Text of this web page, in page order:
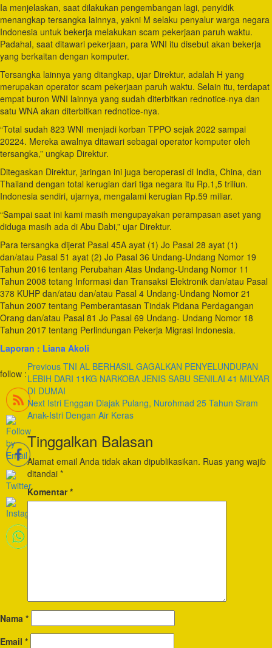
Ia menjelaskan, saat dilakukan pengembangan lagi, penyidik
menangkap tersangka lainnya, yakni M selaku penyalur warga negara
Indonesia untuk bekerja melakukan scam pekerjaan paruh waktu.
Padahal, saat ditawari pekerjaan, para WNI itu disebut akan bekerja
yang berkaitan dengan komputer.
Tersangka lainnya yang ditangkap, ujar Direktur, adalah H yang
merupakan operator scam pekerjaan paruh waktu. Selain itu, terdapat
empat buron WNI lainnya yang sudah diterbitkan rednotice-nya dan
satu WNA akan diterbitkan rednotice-nya.
“Total sudah 823 WNI menjadi korban TPPO sejak 2022 sampai
20224. Mereka awalnya ditawari sebagai operator komputer oleh
tersangka,” ungkap Direktur.
Ditegaskan Direktur, jaringan ini juga beroperasi di India, China, dan
Thailand dengan total kerugian dari tiga negara itu Rp.1,5 triliun.
Indonesia sendiri, ujarnya, mengalami kerugian Rp.59 miliar.
“Sampai saat ini kami masih mengupayakan perampasan aset yang
diduga masih ada di Abu Dabi,” ujar Direktur.
Para tersangka dijerat Pasal 45A ayat (1) Jo Pasal 28 ayat (1)
dan/atau Pasal 51 ayat (2) Jo Pasal 36 Undang-Undang Nomor 19
Tahun 2016 tentang Perubahan Atas Undang-Undang Nomor 11
Tahun 2008 tetang Informasi dan Transaksi Elektronik dan/atau Pasal
378 KUHP dan/atau dan/atau Pasal 4 Undang-Undang Nomor 21
Tahun 2007 tentang Pemberantasan Tindak Pidana Perdagangan
Orang dan/atau Pasal 81 Jo Pasal 69 Undang- Undang Nomor 18
Tahun 2017 tentang Perlindungan Pekerja Migrasi Indonesia.
Laporan : Liana Akoli
follow :
Post
Navigation
Previous TNI AL BERHASIL GAGALKAN PENYELUNDUPAN
LEBIH DARI 11KG NARKOBA JENIS SABU SENILAI 41 MILYAR
DI DUMAI
Next Istri Enggan Diajak Pulang, Nurohmad 25 Tahun Siram
Anak-Istri Dengan Air Keras
Tinggalkan Balasan
Alamat email Anda tidak akan dipublikasikan. Ruas yang wajib
ditandai *
Komentar*
Nama *
Email *